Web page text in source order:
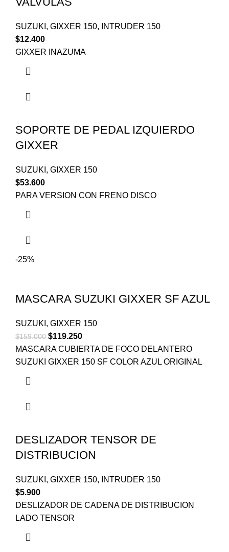
SUZUKI , GIXXER 150,
INTRUDER 150
$12.400
GIXXER INAZUMA
SOPORTE DE PEDAL IZQUIERDO
GIXXER
SUZUKI , GIXXER 150
$53.600
PARA VERSION CON FRENO DISCO
-25%
MASCARA SUZUKI GIXXER SF AZUL
SUZUKI , GIXXER 150
$159.000 $119.250
MASCARA CUBIERTA DE FOCO DELANTERO
SUZUKI GIXXER 150 SF COLOR AZUL ORIGINAL
DESLIZADOR TENSOR DE
DISTRIBUCION
SUZUKI , GIXXER 150,
INTRUDER 150
$5.900
DESLIZADOR DE CADENA DE DISTRIBUCION
LADO TENSOR